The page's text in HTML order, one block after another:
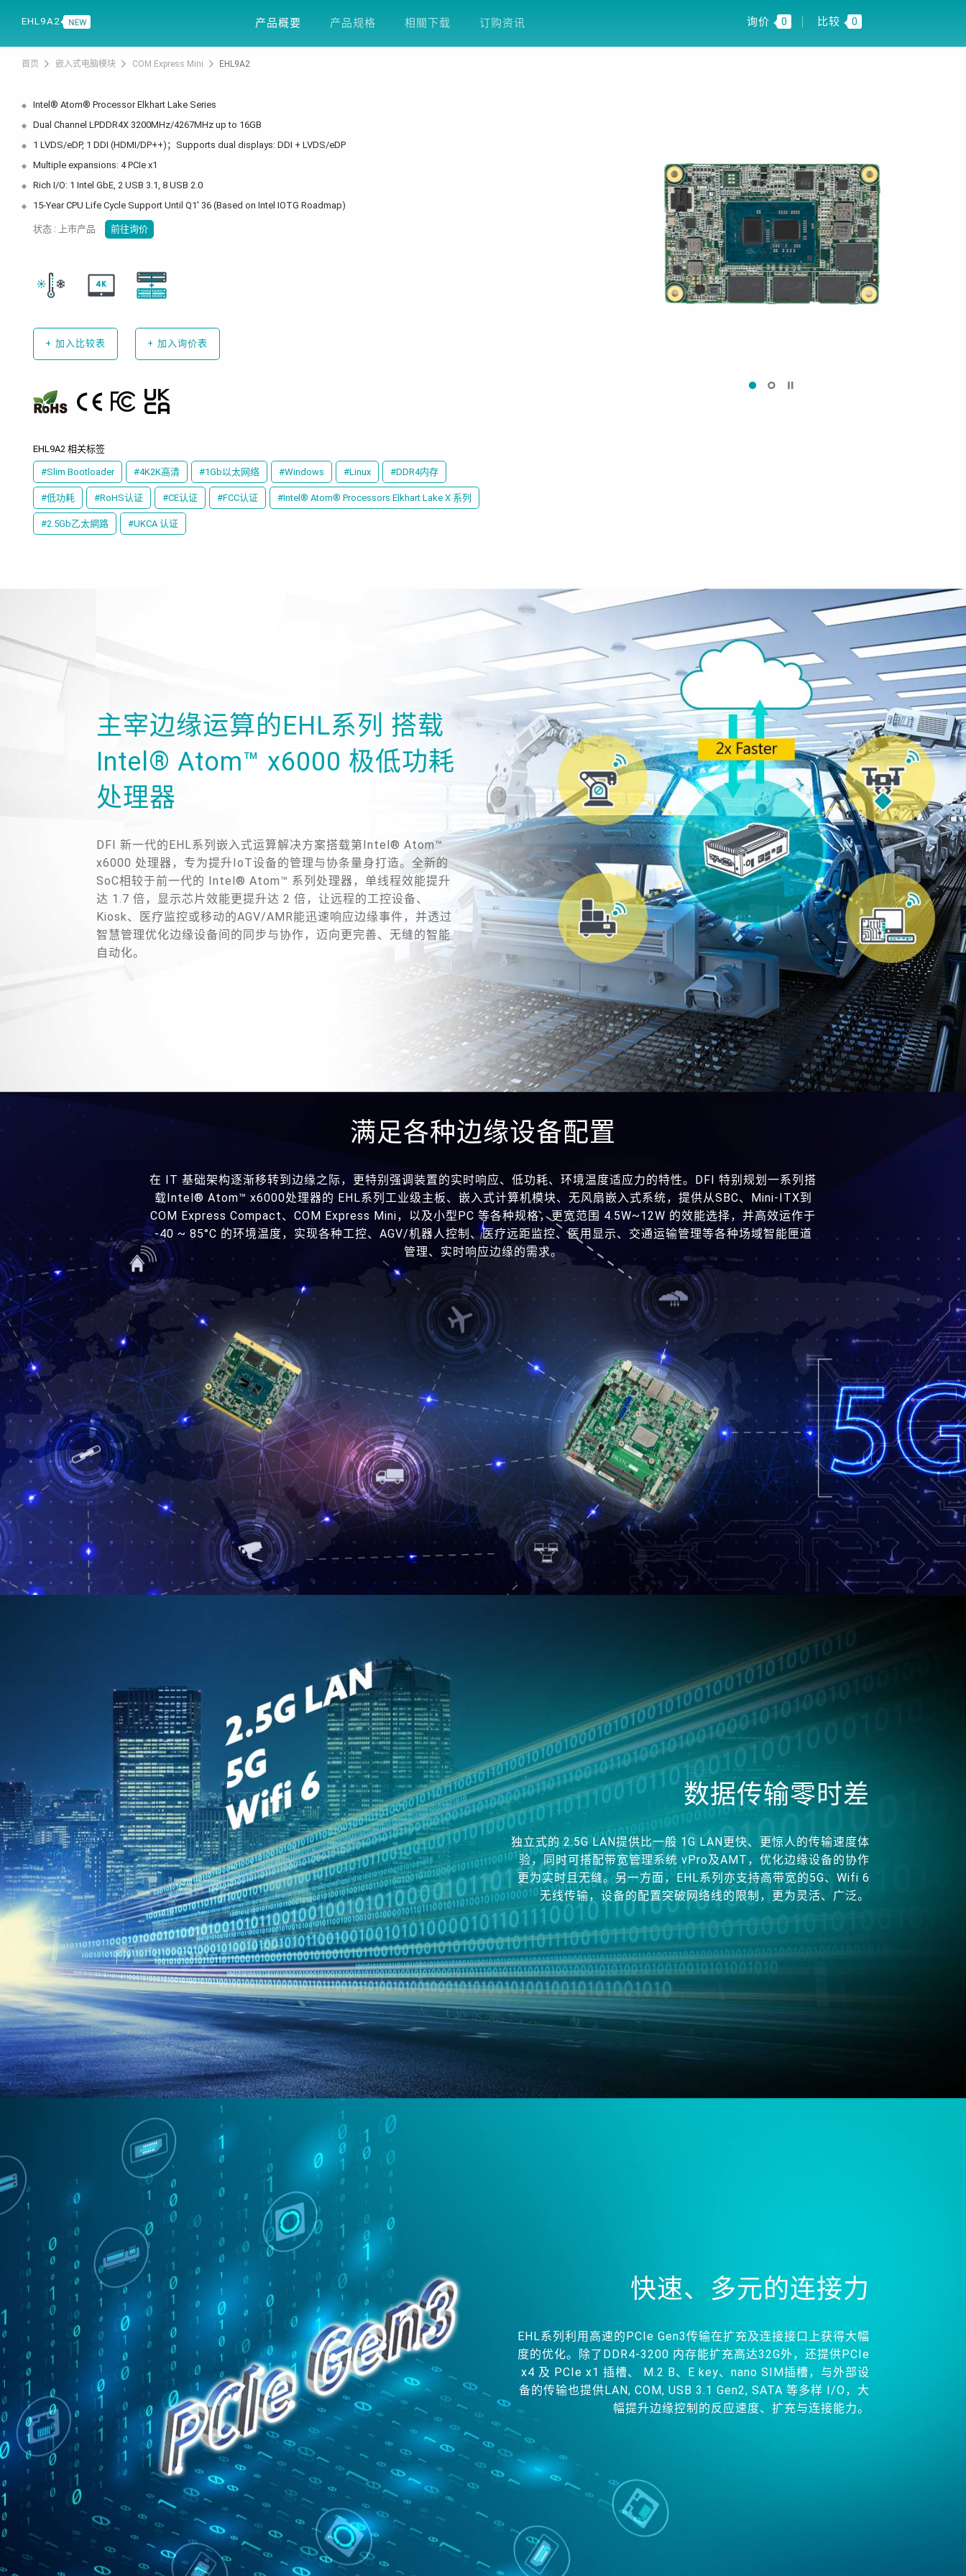
解决方案 产品支援 关于友通
EHL9A2 产品概要 产品规格 相關下载 订购资讯 询价 0 比较 0
首页 嵌入式电脑模块 COM Express Mini EHL9A2
Intel® Atom® Processor Elkhart Lake Series
Dual Channel LPDDR4X 3200MHz/4267MHz up to 16GB
1 LVDS/eDP, 1 DDI (HDMI/DP++)；Supports dual displays: DDI + LVDS/eDP
Multiple expansions: 4 PCIe x1
Rich I/O: 1 Intel GbE, 2 USB 3.1, 8 USB 2.0
15-Year CPU Life Cycle Support Until Q1' 36 (Based on Intel IOTG Roadmap)
状态 : 上市产品 前往询价
+ 加入比较表 + 加入询价表
EHL9A2 相关标签
#Slim Bootloader #4K2K高清 #1Gb以太网络 #Windows #Linux #DDR4内存
#低功耗 #RoHS认证 #CE认证 #FCC认证 #Intel® Atom® Processors Elkhart Lake X 系列
#2.5Gb乙太網路 #UKCA 认证
主宰边缘运算的EHL系列 搭载
Intel® Atom™ x6000 极低功耗
处理器
DFI 新一代的EHL系列嵌入式运算解决方案搭载第Intel® Atom™
x6000 处理器，专为提升IoT设备的管理与协条量身打造。全新的
SoC相较于前一代的 Intel® Atom™ 系列处理器，单线程效能提升
达 1.7 倍，显示芯片效能更提升达 2 倍，让远程的工控设备、
Kiosk、医疗监控或移动的AGV/AMR能迅速响应边缘事件，并透过
智慧管理优化边缘设备间的同步与协作，迈向更完善、无缝的智能
自动化。
满足各种边缘设备配置
在 IT 基础架构逐渐移转到边缘之际，更特别强调装置的实时响应、低功耗、环境温度适应力的特性。DFI 特别规划一系列搭
载Intel® Atom™ x6000处理器的 EHL系列工业级主板、嵌入式计算机模块、无风扇嵌入式系统，提供从SBC、Mini-ITX到
COM Express Compact、COM Express Mini，以及小型PC 等各种规格，更宽范围 4.5W~12W 的效能选择，并高效运作于
-40 ~ 85°C 的环境温度，实现各种工控、AGV/机器人控制、医疗远距监控、医用显示、交通运输管理等各种场域智能匣道
管理、实时响应边缘的需求。
数据传输零时差
独立式的 2.5G LAN提供比一般 1G LAN更快、更惊人的传输速度体
验，同时可搭配带宽管理系统 vPro及AMT，优化边缘设备的协作
更为实时且无缝。另一方面，EHL系列亦支持高带宽的5G、Wifi 6
无线传输，设备的配置突破网络线的限制，更为灵活、广泛。
快速、多元的连接力
EHL系列利用高速的PCIe Gen3传输在扩充及连接接口上获得大幅
度的优化。除了DDR4-3200 内存能扩充高达32G外，还提供PCIe
x4 及 PCIe x1 插槽、 M.2 B、E key、nano SIM插槽，与外部设
备的传输也提供LAN, COM, USB 3.1 Gen2, SATA 等多样 I/O，大
幅提升边缘控制的反应速度、扩充与连接能力。